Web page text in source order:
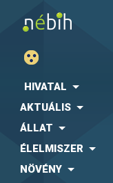
HIVATAL
AKTUÁLIS
ÁLLAT
ÉLELMISZER
NÖVÉNY